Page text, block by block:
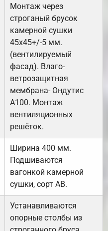
Монтаж через
строганый брусок
камерной сушки
45х45+/-5 мм.
(вентилируемый
фасад). Влаго-
ветрозащитная
мембрана- Ондутис
А100. Монтаж
вентиляционных
решёток.
Ширина 400 мм.
Подшиваются
вагонкой камерной
сушки, сорт АВ.
Устанавливаются
опорные столбы из